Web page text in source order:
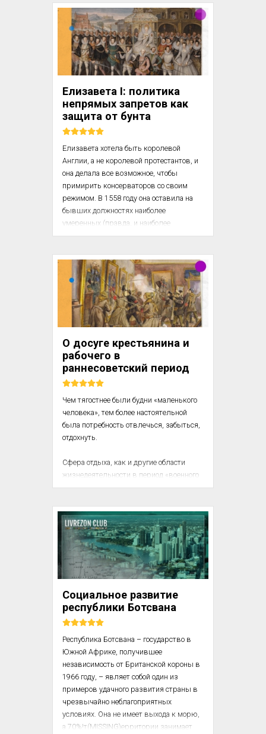
1. Мы живем в эволюционирующем
мире. Более того, мы живем в быстро
эволюционирующем мире. Если во
времена Тацита и Плиния Младшего (I-II
вв. н. э.) было нормой ругать
«любителей новизны» и если до
довольст...
Елизавета I: политика
непрямых запретов как
защита от бунта
Елизавета хотела быть королевой
Англии, а не королевой протестантов, и
она делала все возможное, чтобы
примирить консерваторов со своим
режимом. В 1558 году она оставила на
бывших должностях наиболее
умеренных (правда, и наиболее
могущественных) католических
Арундела, Дерби и Шрузбери. Сэр
Джеймс Крофт был назначен
советником в 1566, граф Вустер – в
1601 году: оба они были католиками,
согласными признать королевское
верховенство над церковью. В 1579
королева подбирает для своего Совета
кандидатов из числа католиков,
которые смогут по...
О досуге крестьянина и
рабочего в
раннесоветский период
Чем тягостнее были будни «маленького
человека», тем более настоятельной
была потребность отвлечься, забыться,
отдохнуть.
Сфера отдыха, как и другие области
жизнедеятельности в период «военного
коммунизма», представляла собой
нового. Власти по мере скромных
возможностей пытались
революционизировать досуг населения,
обращая особое внимание на укрепление
сознательности рабочих. Открывались
рабочие клубы, непозволительно пышно
устраивались празднования годовщин
Октябрьской революции.
Социальное развитие
республики Ботсвана
Республика Ботсвана – государство в
Южной Африке, получившее
независимость от Британской короны в
1966 году, – являет собой один из
примеров удачного развития страны в
чрезвычайно неблагоприятных
условиях. Она не имеет выхода к морю,
а 70%!т(MISSING)ерритории занимает